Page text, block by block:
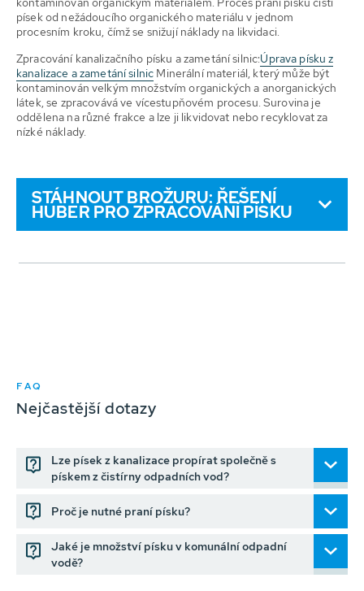
písek od nežádoucího organického materiálu v jednom
procesním kroku, čímž se snižují náklady na likvidaci.
Zpracování kanalizačního písku a zametání silnic:Úprava písku z
kanalizace a zametání silnic Minerální materiál, který může být
kontaminován velkým množstvím organických a anorganických
látek, se zpracovává ve vícestupňovém procesu. Surovina je
oddělena na různé frakce a lze ji likvidovat nebo recyklovat za
nízké náklady.
STÁHNOUT BROŽURU: ŘEŠENÍ
HUBER PRO ZPRACOVÁNÍ PÍSKU
FAQ
Nejčastější dotazy
Lze písek z kanalizace propírat společně s
pískem z čistírny odpadních vod?
Proč je nutné praní písku?
Jaké je množství písku v komunální odpadní
vodě?